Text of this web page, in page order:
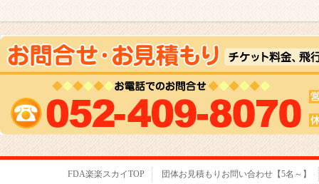
FDA楽楽スカイTOP
団体お見積もりお問い合わせ【5名～】